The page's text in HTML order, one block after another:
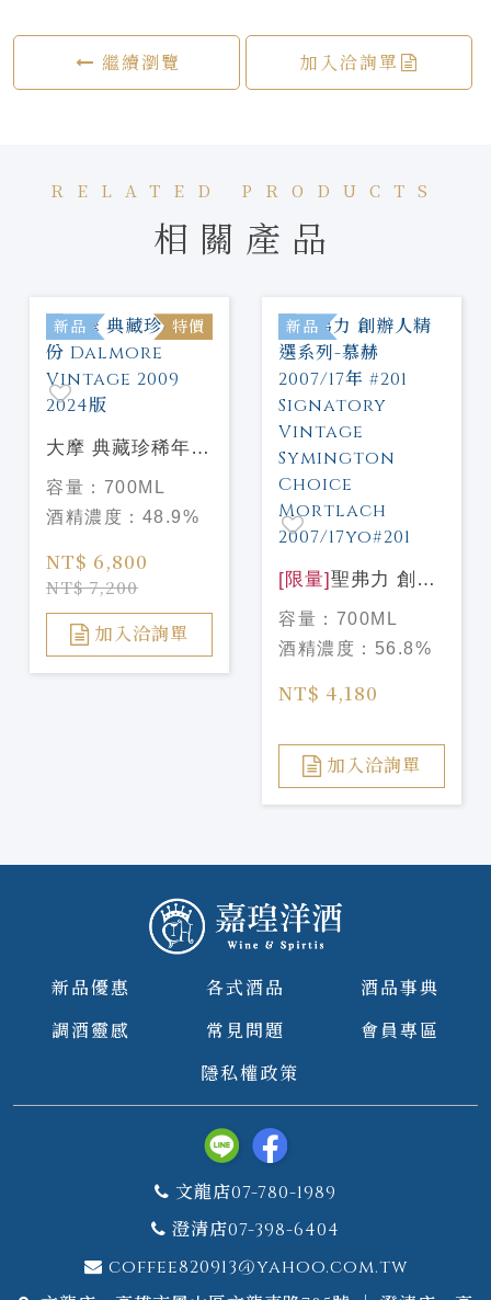
繼續瀏覽 加入洽詢單
RELATED PRODUCTS
相關產品
新品 特價
大摩 典藏珍稀年份
Dalmore Vintage
2009 2024版
容量： 700ML
酒精濃度： 48.9%
NT$ 6,800
NT$ 7,200
加入洽詢單
新品
[限量] 聖弗力 創辦
人精選系列-慕赫
2007/17年 #201
Signatory Vintage
Symington Choice
容量： 700ML
酒精濃度： 56.8%
NT$ 4,180
加入洽詢單
新品優惠 各式酒品
酒品事典
調酒靈感
常見問題
會員專區
隱私權政策
文龍店07-780-1989
澄清店07-398-6404
coffee820913@yahoo.com.tw